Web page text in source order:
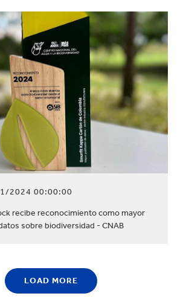
2024 00:00:00
recibe reconocimiento como mayor
sobre biodiversidad - CNAB
LOAD MORE